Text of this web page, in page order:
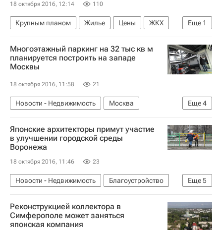
18 октября 2016, 12:14 110
Еще 1
Крупным планом Жилье Цены
ЖКХ
Аналитика – РИА Недвижимость
Многоэтажный паркинг на 32 тыс кв м
планируется построить на западе
Москвы
18 октября 2016, 11:58 21
Еще4
Новости - Недвижимость
Москва
Парковка
Инфраструктура
Развитие парковочного пространства в Москве
Россия
Японские архитекторы примут участие
в улучшении городской среды
Воронежа
18 октября 2016, 11:46 23
Еще5
Новости - Недвижимость
Благоустройство
Воронеж
Андрей Чибис
Городская среда
Инфраструктура
Россия
Реконструкцией коллектора в
Симферополе может заняться
японская компания